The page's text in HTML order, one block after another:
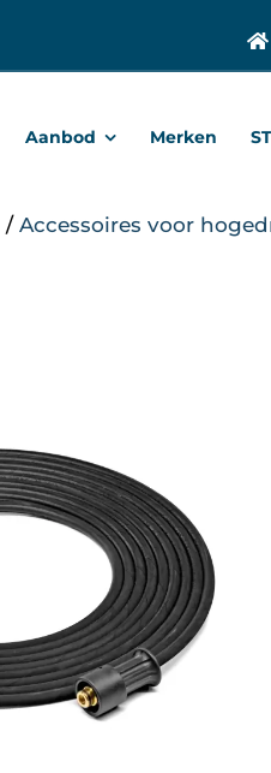
Aanbod Merken
/ Accessoires voor